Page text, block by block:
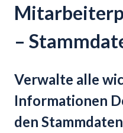
–
Verwalte alle
Informationen
den